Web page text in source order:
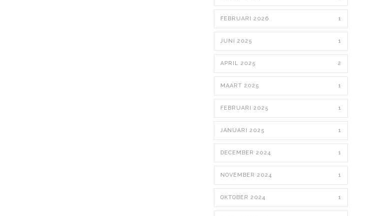
FEBRUARI 2026 1
JUNI 2025 1
APRIL 2025 2
MAART 2025 1
FEBRUARI 2025 1
JANUARI 2025 1
DECEMBER 2024 1
NOVEMBER 2024 1
OKTOBER 2024 1